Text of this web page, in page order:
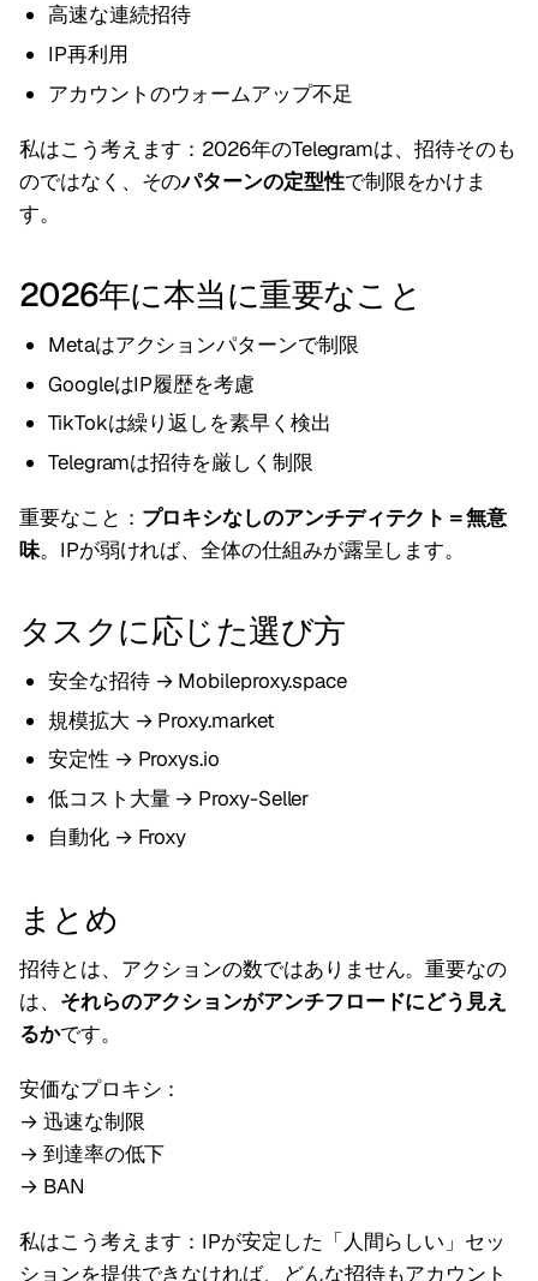
高速な連続招待
IP再利用
アカウントのウォームアップ不足
私はこう考えます：2026年のTelegramは、招待そのも
のではなく、そのパターンの定型性で制限をかけま
す。
2026年に本当に重要なこと
Metaはアクションパターンで制限
GoogleはIP履歴を考慮
TikTokは繰り返しを素早く検出
Telegramは招待を厳しく制限
重要なこと： プロキシなしのアンチディテクト＝無意
味。IPが弱ければ、全体の仕組みが露呈します。
タスクに応じた選び方
安全な招待 → Mobileproxy.space
規模拡大 → Proxy.market
安定性 → Proxys.io
低コスト大量 → Proxy-Seller
自動化 → Froxy
まとめ
招待とは、アクションの数ではありません。重要なの
は、 それらのアクションがアンチフロードにどう見え
るかです。
安価なプロキシ：
→ 迅速な制限
→ 到達率の低下
→ BAN
私はこう考えます：IPが安定した「人間らしい」セッ
ションを提供できなければ、どんな招待もアカウント